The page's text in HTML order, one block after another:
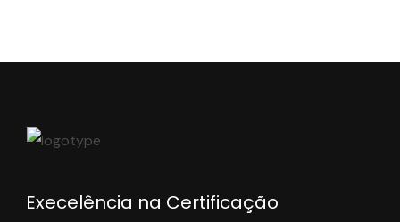
Execelência na Certificação